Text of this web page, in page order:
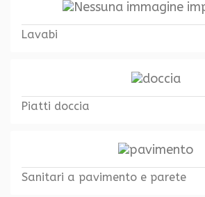
Lavabi
Piatti doccia
Sanitari a pavimento e parete